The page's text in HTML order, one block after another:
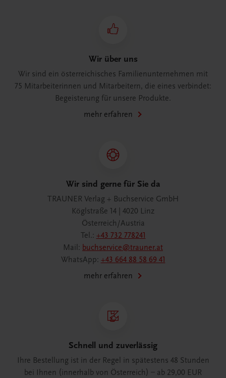
Wir über uns
Wir sind ein österreichisches Familienunternehmen mit
75 Mitarbeiterinnen und Mitarbeitern, die eines verbindet:
Begeisterung für unsere Produkte.
mehr erfahren
Wir sind gerne für Sie da
TRAUNER Verlag + Buchservice GmbH
Köglstraße 14 | 4020 Linz
Österreich/Austria
Tel.: +43 732 778241
Mail: buchservice@trauner.at
WhatsApp: +43 664 88 58 69 41
mehr erfahren
Schnell und zuverlässig
Ihre Bestellung ist in der Regel in spätestens 48 Stunden
bei Ihnen (innerhalb von Österreich) – ab 29,00 EUR